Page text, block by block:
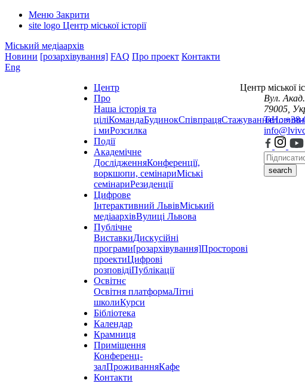
Меню Закрити
site logo Центр міської історії
Міський медіаархів
Новини [розархівування] FAQ Про проект Контакти
Eng
Центр
Про
Наша історія та
ціліКомандаБудинокСпівпрацяСтажуванняНовини
і миРозсилка
Події
Академічне
ДослідженняКонференції,
воркшопи, семінариМіські
семінариРезиденції
Цифрове
Інтерактивний ЛьвівМіський
медіаархівВулиці Львова
Публічне
ВиставкиДискусійні
програми[розархівування]Просторові
проектиЦифрові
розповідіПублікації
Освітнє
Освітня платформаЛітні
школиКурси
Бібліотека
Календар
Крамниця
Приміщення
Конференц-
залПроживанняКафе
Контакти
Центр міської
Вул.
79005,
Тел.:
search